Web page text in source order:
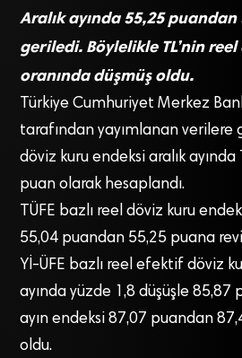
Aralık ayında 55,25
geriledi. Böylelikle TL’nin
oranında düşmüş oldu.
Türkiye Cumhuriyet Merkez
tarafından yayımlanan verilere
döviz kuru endeksi aralık ayında
puan olarak hesaplandı.
TÜFE bazlı reel döviz kuru
55,04 puandan 55,25 puana
Yİ-ÜFE bazlı reel efektif döviz
ayında yüzde 1,8 düşüşle 85,87
ayın endeksi 87,07 puandan
oldu.